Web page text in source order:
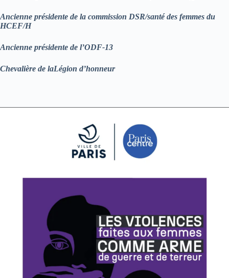
Ancienne présidente de la commission DSR/santé des femmes du
HCEF/H
Ancienne présidente de l’ODF-13
Chevalière de laLégion d’honneur